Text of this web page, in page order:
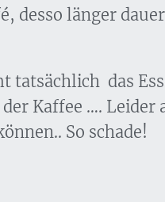
desso länger
tatsächlich das
Kaffee …. Leider
So schade!